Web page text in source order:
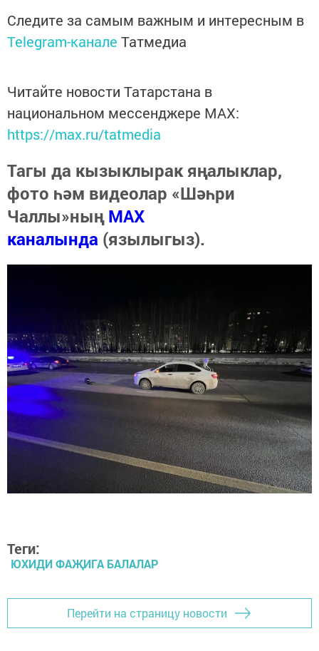
Следите за самым важным и интересным в
Telegram-канале Татмедиа
Читайте новости Татарстана в
национальном мессенджере MАХ:
https://max.ru/tatmedia
Тагы да кызыклырак яңалыклар,
фото һәм видеолар «Шәһри
Чаллы»ныңMAX
каналында (язылыгыз).
Теги:
ЮХИДИ ФАҖИГА БАЛАЛАР
Перейти на страницу новости